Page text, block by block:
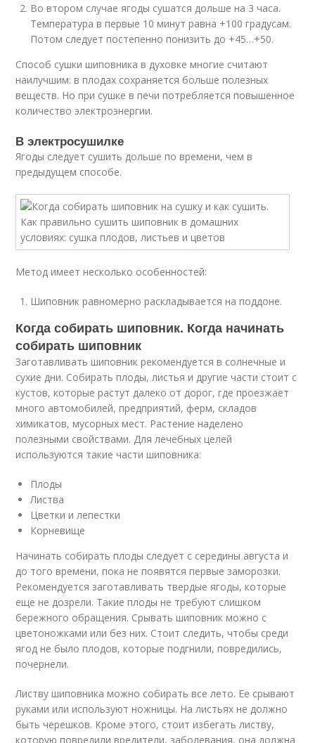
Во втором случае ягоды сушатся дольше на 3 часа.
Температура в первые 10 минут равна +100 градусам.
Потом следует постепенно понизить до +45…+50.
Способ сушки шиповника в духовке многие считают
наилучшим: в плодах сохраняется больше полезных
веществ. Но при сушке в печи потребляется повышенное
количество электроэнергии.
В электросушилке
Ягоды следует сушить дольше по времени, чем в
предыдущем способе.
Метод имеет несколько особенностей:
Шиповник равномерно раскладывается на поддоне.
Когда собирать шиповник. Когда начинать
собирать шиповник
Заготавливать шиповник рекомендуется в солнечные и
сухие дни. Собирать плоды, листья и другие части стоит с
кустов, которые растут далеко от дорог, где проезжает
много автомобилей, предприятий, ферм, складов
химикатов, мусорных мест. Растение наделено
полезными свойствами. Для лечебных целей
используются такие части шиповника:
Плоды
Листва
Цветки и лепестки
Корневище
Начинать собирать плоды следует с середины августа и
до того времени, пока не появятся первые заморозки.
Рекомендуется заготавливать твердые ягоды, которые
еще не дозрели. Такие плоды не требуют слишком
бережного обращения. Срывать шиповник можно с
цветоножками или без них. Стоит следить, чтобы среди
ягод не было плодов, которые подгнили, повредились,
почернели.
Листву шиповника можно собирать все лето. Ее срывают
руками или используют ножницы. На листьях не должно
быть черешков. Кроме этого, стоит избегать листву,
которую повредили вредители, заболевания, она должна